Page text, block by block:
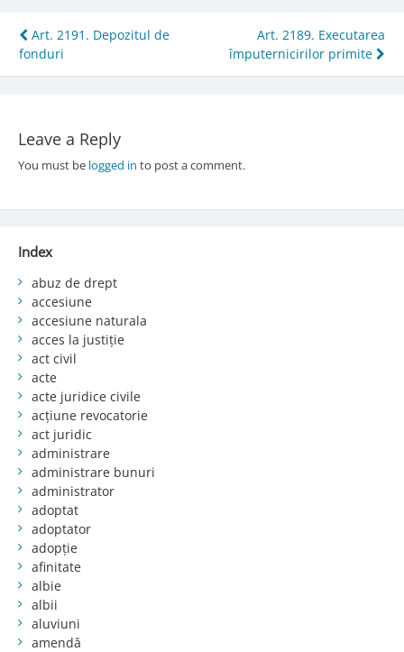
Post
navigation
Art. 2191. Depozitul de
fonduri
Art. 2189. Executarea
împuternicirilor primite
Leave a Reply
You must be logged in to post a comment.
Index
abuz de drept
accesiune
accesiune naturala
acces la justiție
act civil
acte
acte juridice civile
acțiune revocatorie
act juridic
administrare
administrare bunuri
administrator
adoptat
adoptator
adopție
afinitate
albie
albii
aluviuni
amendă